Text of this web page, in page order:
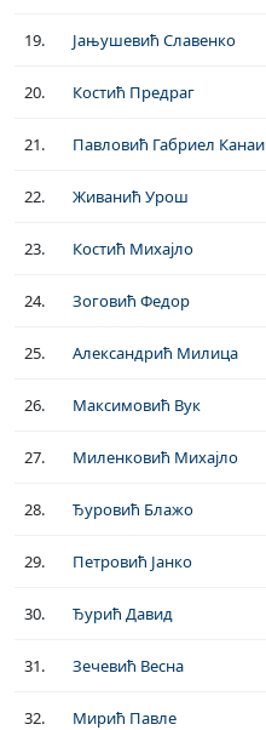
19. Јањушевић Славенко
20. Костић Предраг
21. Павловић Габриел Канаи
22. Живанић Урош
23. Костић Михајло
24. Зоговић Федор
25. Александрић Милица
26. Максимовић Вук
27. Миленковић Михајло
28. Ђуровић Блажо
29. Петровић Јанко
30. Ђурић Давид
31. Зечевић Весна
32. Мирић Павле